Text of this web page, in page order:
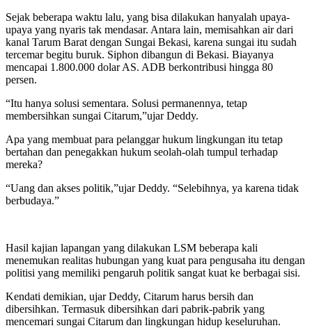
Sejak beberapa waktu lalu, yang bisa dilakukan hanyalah upaya-
upaya yang nyaris tak mendasar. Antara lain, memisahkan air dari
kanal Tarum Barat dengan Sungai Bekasi, karena sungai itu sudah
tercemar begitu buruk. Siphon dibangun di Bekasi. Biayanya
mencapai 1.800.000 dolar AS. ADB berkontribusi hingga 80
persen.
“Itu hanya solusi sementara. Solusi permanennya, tetap
membersihkan sungai Citarum,”ujar Deddy.
Apa yang membuat para pelanggar hukum lingkungan itu tetap
bertahan dan penegakkan hukum seolah-olah tumpul terhadap
mereka?
“Uang dan akses politik,”ujar Deddy. “Selebihnya, ya karena tidak
berbudaya.”
Hasil kajian lapangan yang dilakukan LSM beberapa kali
menemukan realitas hubungan yang kuat para pengusaha itu dengan
politisi yang memiliki pengaruh politik sangat kuat ke berbagai sisi.
Kendati demikian, ujar Deddy, Citarum harus bersih dan
dibersihkan. Termasuk dibersihkan dari pabrik-pabrik yang
mencemari sungai Citarum dan lingkungan hidup keseluruhan.